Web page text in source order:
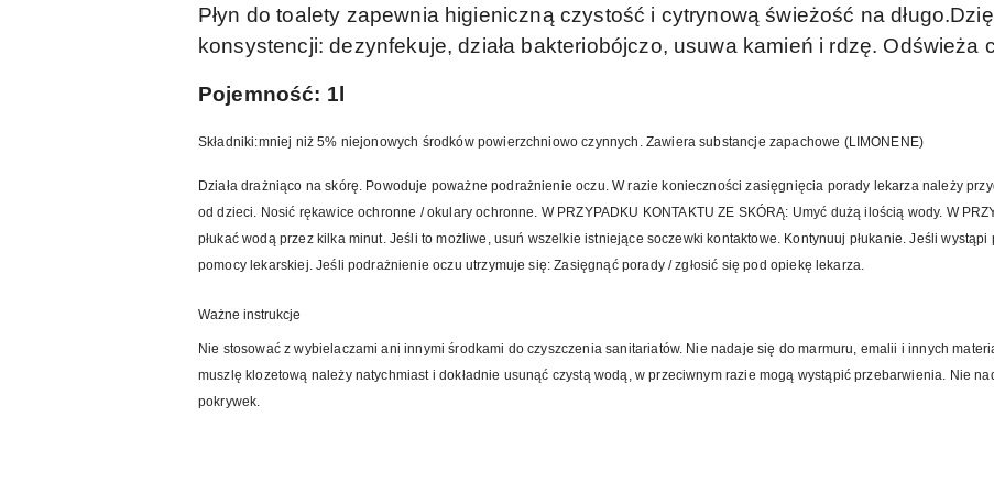
Płyn do toalety zapewnia higieniczną czystość i cytrynową świeżość na
konsystencji: dezynfekuje, działa bakteriobójczo, usuwa kamień i rdzę. Odświeża
Pojemność: 1l
Składniki:mniej niż 5% niejonowych środków powierzchniowo czynnych. Zawiera substancje zapachowe (LIMONENE)
Działa drażniąco na skórę. Powoduje poważne podrażnienie oczu. W razie konieczności zasięgnięcia porady lekarza należy
od dzieci. Nosić rękawice ochronne / okulary ochronne. W PRZYPADKU KONTAKTU ZE SKÓRĄ: Umyć dużą ilością wody. W
płukać wodą przez kilka minut. Jeśli to możliwe, usuń wszelkie istniejące soczewki kontaktowe. Kontynuuj płukanie. Jeśli
pomocy lekarskiej. Jeśli podrażnienie oczu utrzymuje się: Zasięgnąć porady / zgłosić się pod opiekę lekarza.
Ważne instrukcje
Nie stosować z wybielaczami ani innymi środkami do czyszczenia sanitariatów. Nie nadaje się do marmuru, emalii i innych
muszlę klozetową należy natychmiast i dokładnie usunąć czystą wodą, w przeciwnym razie mogą wystąpić przebarwienia. Nie
pokrywek.